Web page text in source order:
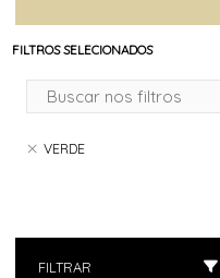
FILTROS SELECIONADOS
VERDE
FILTRAR